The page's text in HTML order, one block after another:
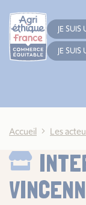
JE
JE SUIS
Accueil Les